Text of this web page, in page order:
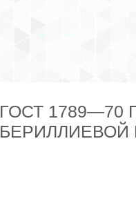
ГОСТ
БЕРИЛЛИЕВОЙ